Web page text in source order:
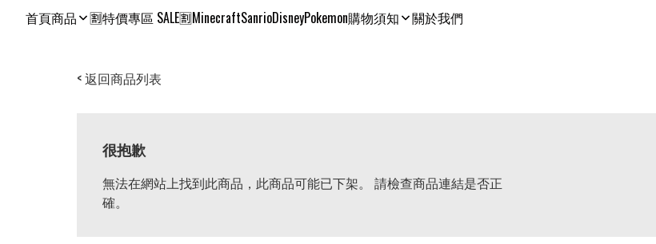
首頁商品 🈹特價專區 SALE🈹MinecraftSanrioDisneyPokemon購物須知 關於我們
< 返回商品列表
很抱歉
無法在網站上找到此商品，此商品可能已下架。 請檢查商品連結是否正
確。